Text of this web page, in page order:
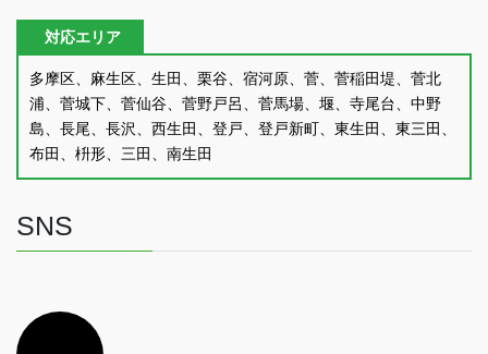
対応エリア
多摩区、麻生区、生田、栗谷、宿河原、菅、菅稲田堤、菅北
浦、菅城下、菅仙谷、菅野戸呂、菅馬場、堰、寺尾台、中野
島、長尾、長沢、西生田、登戸、登戸新町、東生田、東三田、
布田、枡形、三田、南生田
SNS
イ
コ